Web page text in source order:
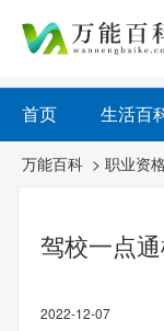
首页 生活百
万能百科 > 职业资
驾校一点
2022-12-07